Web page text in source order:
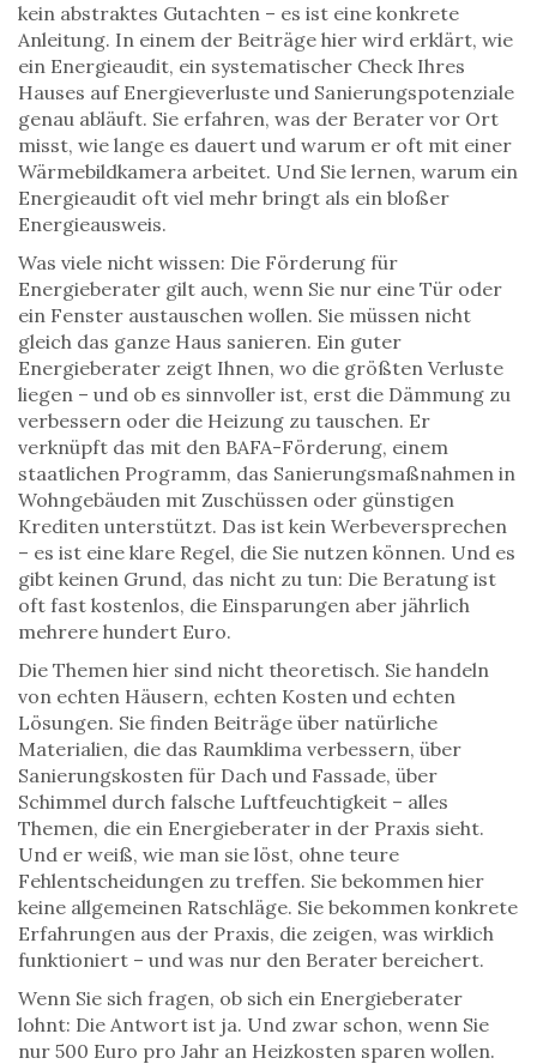
kein abstraktes Gutachten – es ist eine konkrete
Anleitung. In einem der Beiträge hier wird erklärt, wie
ein Energieaudit, ein systematischer Check Ihres
Hauses auf Energieverluste und Sanierungspotenziale
genau abläuft. Sie erfahren, was der Berater vor Ort
misst, wie lange es dauert und warum er oft mit einer
Wärmebildkamera arbeitet. Und Sie lernen, warum ein
Energieaudit oft viel mehr bringt als ein bloßer
Energieausweis.
Was viele nicht wissen: Die Förderung für
Energieberater gilt auch, wenn Sie nur eine Tür oder
ein Fenster austauschen wollen. Sie müssen nicht
gleich das ganze Haus sanieren. Ein guter
Energieberater zeigt Ihnen, wo die größten Verluste
liegen – und ob es sinnvoller ist, erst die Dämmung zu
verbessern oder die Heizung zu tauschen. Er
verknüpft das mit den BAFA-Förderung, einem
staatlichen Programm, das Sanierungsmaßnahmen in
Wohngebäuden mit Zuschüssen oder günstigen
Krediten unterstützt. Das ist kein Werbeversprechen
– es ist eine klare Regel, die Sie nutzen können. Und es
gibt keinen Grund, das nicht zu tun: Die Beratung ist
oft fast kostenlos, die Einsparungen aber jährlich
mehrere hundert Euro.
Die Themen hier sind nicht theoretisch. Sie handeln
von echten Häusern, echten Kosten und echten
Lösungen. Sie finden Beiträge über natürliche
Materialien, die das Raumklima verbessern, über
Sanierungskosten für Dach und Fassade, über
Schimmel durch falsche Luftfeuchtigkeit – alles
Themen, die ein Energieberater in der Praxis sieht.
Und er weiß, wie man sie löst, ohne teure
Fehlentscheidungen zu treffen. Sie bekommen hier
keine allgemeinen Ratschläge. Sie bekommen konkrete
Erfahrungen aus der Praxis, die zeigen, was wirklich
funktioniert – und was nur den Berater bereichert.
Wenn Sie sich fragen, ob sich ein Energieberater
lohnt: Die Antwort ist ja. Und zwar schon, wenn Sie
nur 500 Euro pro Jahr an Heizkosten sparen wollen.